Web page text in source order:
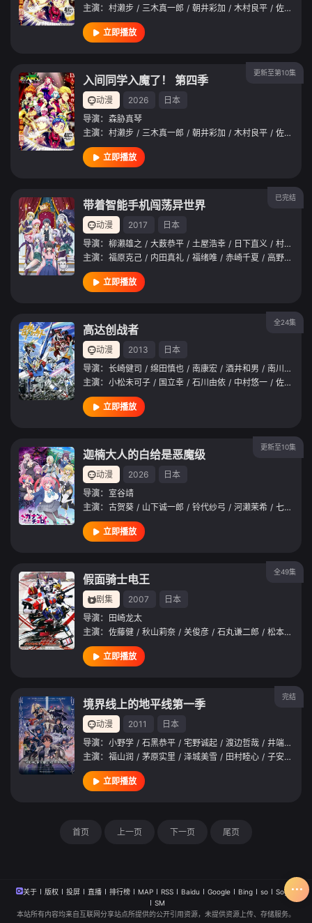
主演： 村濑步 / 三木真一郎 / 朝井彩加 / 木村良平 / 佐藤拓也
立即播放
更新至第10集
入间同学入魔了！ 第四季
动漫 2026
日本
导演： 森胁真琴
主演： 村濑步 / 三木真一郎 / 朝井彩加 / 木村良平 / 佐藤拓也
立即播放
已完结
带着智能手机闯荡异世界
动漫 2017
日本
导演： 柳濑雄之 / 大薮恭平 / 土屋浩幸 / 日下直义 / 村山靖
主演： 福原克己 / 内田真礼 / 福绪唯 / 赤崎千夏 / 高野麻里佳
立即播放
全24集
高达创战者
动漫 2013
日本
导演： 长崎健司 / 绵田慎也 / 南康宏 / 酒井和男 / 南川达马
主演： 小松未可子 / 国立幸 / 石川由依 / 中村悠一 / 佐藤拓也
立即播放
更新至10集
迦楠大人的白给是恶魔级
动漫 2026
日本
导演： 室谷靖
主演： 古贺葵 / 山下诚一郎 / 铃代纱弓 / 河濑茉希 / 七濑彩夏
立即播放
全49集
假面骑士电王
剧集 2007
日本
导演：
田崎龙太
主演： 佐藤健 / 秋山莉奈 / 关俊彦 / 石丸谦二郎 / 松本若菜
立即播放
完结
境界线上的地平线第一季
动漫 2011
日本
导演： 小野学 / 石黑恭平 / 宅野诚起 / 渡边哲哉 / 井端义秀
主演： 福山润 / 茅原实里 / 泽城美雪 / 田村睦心 / 子安武人
立即播放
首页 上一页 下一页 尾页
关于 版权 投屏 直播 排行榜 MAP RSS Baidu Google Bing so
Sogou
SM
本站所有内容均来自互联网分享站点所提供的公开引用资源，未提供资源上传、存储服务。